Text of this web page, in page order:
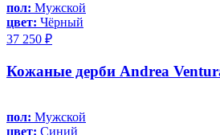
пол: Мужской
цвет: Чёрный
37 250 ₽
Кожаные дерби Andrea
пол: Мужской
цвет: Синий